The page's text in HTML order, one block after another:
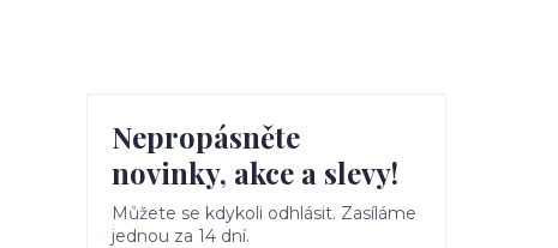
Nepropásněte
novinky, akce a slevy!
Můžete se kdykoli odhlásit. Zasíláme
jednou za 14 dní.